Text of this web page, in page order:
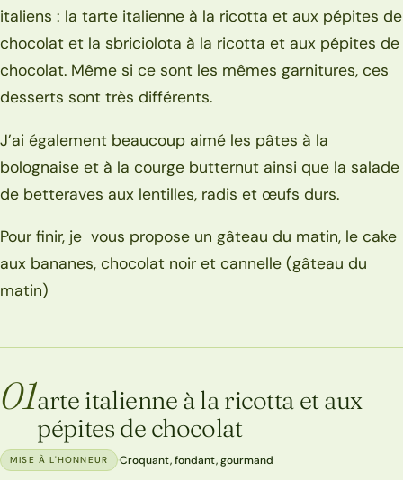
italiens : la tarte italienne à la ricotta et aux pépites de
chocolat et la sbriciolota à la ricotta et aux pépites de
chocolat. Même si ce sont les mêmes garnitures, ces
desserts sont très différents.
J’ai également beaucoup aimé les pâtes à la
bolognaise et à la courge butternut ainsi que la salade
de betteraves aux lentilles, radis et œufs durs.
Pour finir, je vous propose un gâteau du matin, le cake
aux bananes, chocolat noir et cannelle (gâteau du
matin)
01arte italienne à la ricotta et aux
pépites de chocolat
MISE À L'HONNEUR ·Croquant, fondant, gourmand